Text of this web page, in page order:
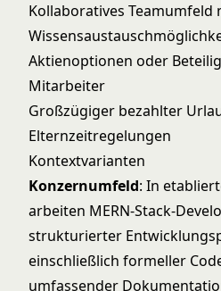
Kollaboratives
Aktienoptionen oder
Mitarbeiter
Großzügiger bezahlter
Elternzeitregelungen
Kontextvarianten
Konzernumfeld: In
arbeiten MERN-Stack-
strukturierter
einschließlich formeller
umfassender